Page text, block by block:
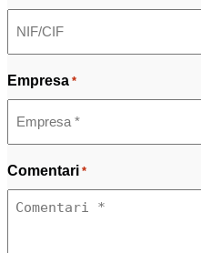
Empresa *
Comentari *